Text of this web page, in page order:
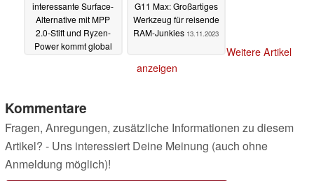
interessante Surface-
Alternative mit MPP
2.0-Stift und Ryzen-
Power kommt global
G11 Max: Großartiges
Werkzeug für reisende
RAM-Junkies 13.11.2023
Weitere Artikel
anzeigen
Kommentare
Fragen, Anregungen, zusätzliche Informationen zu diesem
Artikel? - Uns interessiert Deine Meinung (auch ohne
Anmeldung möglich)!